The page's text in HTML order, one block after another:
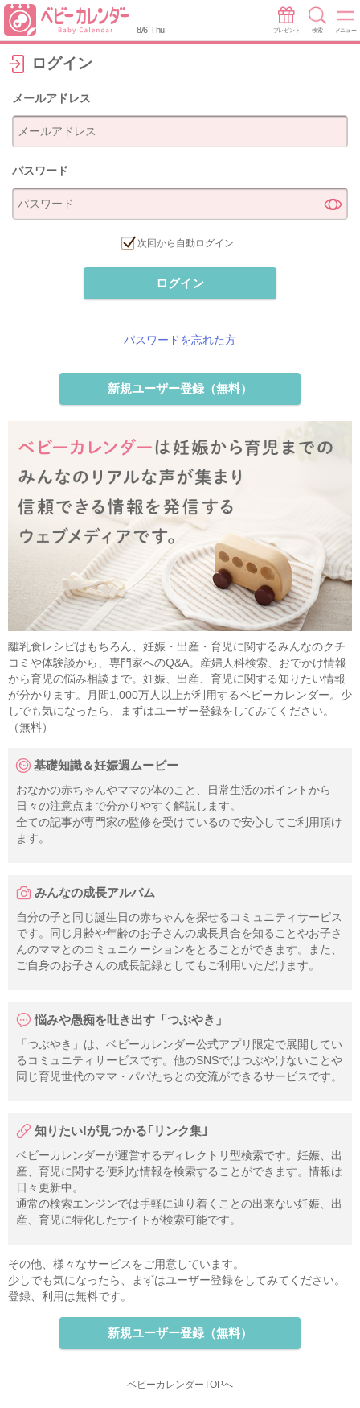
8/6 Thu プレゼント 検索 メニュー
ログイン
メールアドレス
パスワード
次回から自動ログイン
ログイン
パスワードを忘れた方
新規ユーザー登録（無料）
離乳食レシピはもちろん、妊娠・出産・育児に関するみんなのクチ
コミや体験談から、専門家へのQ&A。産婦人科検索、おでかけ情報
から育児の悩み相談まで。妊娠、出産、育児に関する知りたい情報
が分かります。月間1,000万人以上が利用するベビーカレンダー。少
しでも気になったら、まずはユーザー登録をしてみてください。
（無料）
基礎知識＆妊娠週ムービー
おなかの赤ちゃんやママの体のこと、日常生活のポイントから
日々の注意点まで分かりやすく解説します。
全ての記事が専門家の監修を受けているので安心してご利用頂け
ます。
みんなの成長アルバム
自分の子と同じ誕生日の赤ちゃんを探せるコミュニティサービス
です。同じ月齢や年齢のお子さんの成長具合を知ることやお子さ
んのママとのコミュニケーションをとることができます。また、
ご自身のお子さんの成長記録としてもご利用いただけます。
悩みや愚痴を吐き出す「つぶやき」
「つぶやき」は、ベビーカレンダー公式アプリ限定で展開してい
るコミュニティサービスです。他のSNSではつぶやけないことや
同じ育児世代のママ・パパたちとの交流ができるサービスです。
知りたい!が見つかる｢リンク集｣
ベビーカレンダーが運営するディレクトリ型検索です。妊娠、出
産、育児に関する便利な情報を検索することができます。情報は
日々更新中。
通常の検索エンジンでは手軽に辿り着くことの出来ない妊娠、出
産、育児に特化したサイトが検索可能です。
その他、様々なサービスをご用意しています。
少しでも気になったら、まずはユーザー登録をしてみてください。
登録、利用は無料です。
新規ユーザー登録（無料）
ベビーカレンダーTOPへ